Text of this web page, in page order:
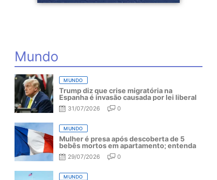
Mundo
MUNDO
Trump diz que crise migratória na
Espanha é invasão causada por lei liberal
31/07/2026 0
MUNDO
Mulher é presa após descoberta de 5
bebês mortos em apartamento; entenda
29/07/2026 0
MUNDO